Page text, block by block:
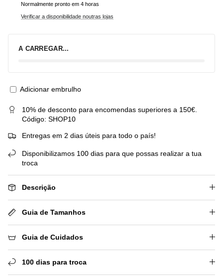
Normalmente pronto em 4 horas
Verificar a disponibilidade noutras lojas
A CARREGAR...
Adicionar embrulho
10% de desconto para encomendas superiores a 150€.
Código: SHOP10
Entregas em 2 dias úteis para todo o país!
Disponibilizamos 100 dias para que possas realizar a tua
troca
Descrição
Guia de Tamanhos
Guia de Cuidados
100 dias para troca